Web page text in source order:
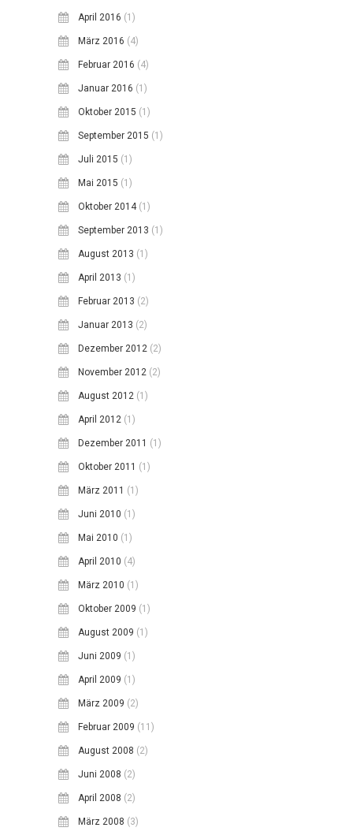
April 2016 (1)
März 2016 (4)
Februar 2016 (4)
Januar 2016 (1)
Oktober 2015 (1)
September 2015 (1)
Juli 2015 (1)
Mai 2015 (1)
Oktober 2014(1)
September 2013 (1)
August 2013 (1)
April 2013 (1)
Februar 2013 (2)
Januar 2013 (2)
Dezember 2012 (2)
November 2012 (2)
August 2012 (1)
April 2012 (1)
Dezember 2011 (1)
Oktober 2011 (1)
März 2011 (1)
Juni 2010 (1)
Mai 2010 (1)
April 2010 (4)
März 2010 (1)
Oktober 2009 (1)
August 2009 (1)
Juni 2009 (1)
April 2009 (1)
März 2009 (2)
Februar 2009 (11)
August 2008 (2)
Juni 2008 (2)
April 2008 (2)
März 2008 (3)